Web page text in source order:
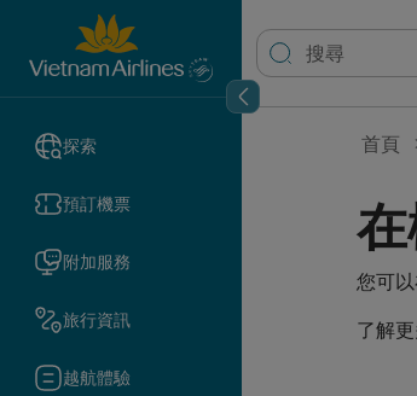
探索
預訂機票
附加服務
旅行資訊
越航體驗
首頁
您可
了解